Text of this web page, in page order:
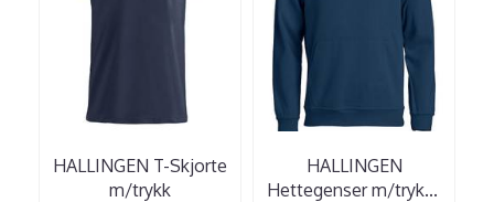
HALLINGEN T-Skjorte
m/trykk
HALLINGEN
Hettegenser m/tryk...